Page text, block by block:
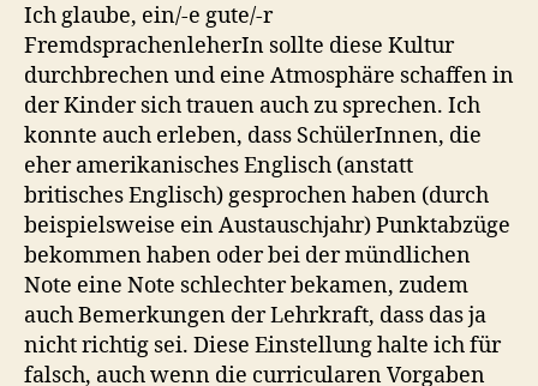
Ich glaube, ein/-e gute/-r
FremdsprachenleherIn sollte diese Kultur
durchbrechen und eine Atmosphäre schaffen in
der Kinder sich trauen auch zu sprechen. Ich
konnte auch erleben, dass SchülerInnen, die
eher amerikanisches Englisch (anstatt
britisches Englisch) gesprochen haben (durch
beispielsweise ein Austauschjahr) Punktabzüge
bekommen haben oder bei der mündlichen
Note eine Note schlechter bekamen, zudem
auch Bemerkungen der Lehrkraft, dass das ja
nicht richtig sei. Diese Einstellung halte ich für
falsch, auch wenn die curricularen Vorgaben